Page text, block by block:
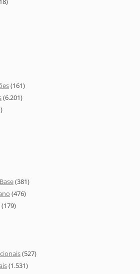
(161)
(6.201)
(381)
(476)
(179)
(527)
(1.531)